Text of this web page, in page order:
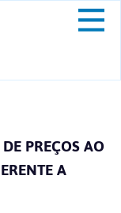
PREÇOS AO
A